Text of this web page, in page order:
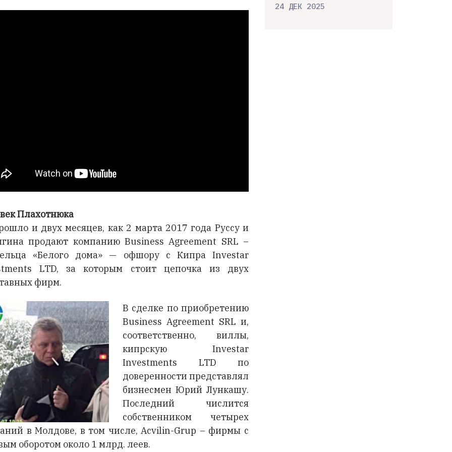
Плахотнюка
и двух месяцев, как 2 марта 2017 года Руссу и
продают компанию Business Agreement SRL –
«Белого дома» — офшору с Кипра Investar
LTD, за которым стоит цепочка из двух
фирм.
В сделке по приобретению
Business Agreement SRL и,
соответственно, виллы,
кипрскую Investar
Investments LTD по
доверенности представлял
бизнесмен Юрий Лункашу.
Последний числится
собственником четырех
в Молдове, в том числе, Acvilin-Grup – фирмы с
оборотом около 1 млрд. леев.
24 ДЕК 2025